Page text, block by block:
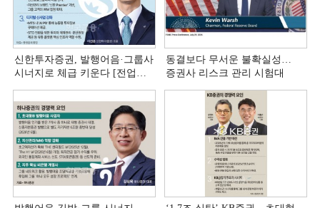
신한투자증권, 발행어음·그룹사
시너지로 체급 키운다 [전업계
동결보다 무서운 불확실성…
증권사 리스크 관리 시험대